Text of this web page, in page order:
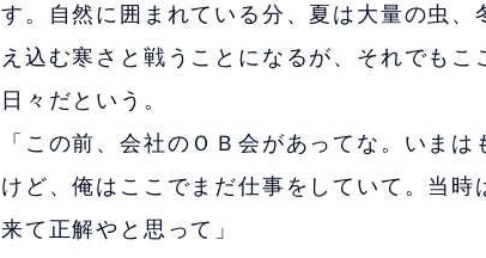
す。自然に囲まれている分、夏は大量の虫、
え込む寒さと戦うことになるが、それでもこ
日々だという。
「この前、会社のＯＢ会があってな。いま
けど、俺はここでまだ仕事をしていて。当時
来て正解やと思って」